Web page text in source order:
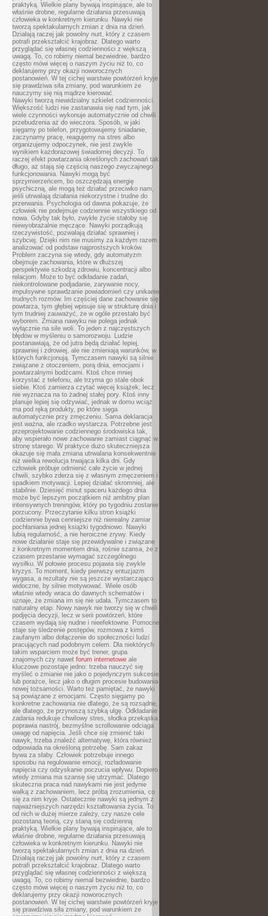
praktyką. Wielkie plany bywają inspirujące, ale to
właśnie drobne, regularne działania przesuwają
człowieka w konkretnym kierunku. Nawyki nie
tworzą spektakularnych zmian z dnia na dzień.
Działają raczej jak powolny nurt, który z czasem
potrafi przekształcić krajobraz. Dlatego warto
przyglądać się własnej codzienności z większą
uwagą. To, co robimy niemal bezwiednie, bardzo
często mówi więcej o naszym życiu niż to, co
deklarujemy przy okazji noworocznych
postanowień. W tej cichej warstwie powtórzeń kryje
się prawdziwa siła zmiany, pod warunkiem że
nauczymy się nią mądrze kierować.
Nawyki tworzą niewidzialny szkielet codzienności.
Większość ludzi nie zastanawia się nad tym, jak
wiele czynności wykonuje automatycznie od chwili
przebudzenia aż do wieczora. Sposób, w jaki
sięgamy po telefon, przygotowujemy śniadanie,
zaczynamy pracę, reagujemy na stres albo
organizujemy odpoczynek, nie jest zwykle
wynikiem każdorazowej świadomej decyzji. To
raczej efekt powtarzania określonych zachowań tak
długo, aż stają się częścią naszego zwyczajnego
funkcjonowania. Nawyki mogą być
sprzymierzeńcem, bo oszczędzają energię
psychiczną, ale mogą też działać przeciwko nam,
jeśli utrwalają działania niekorzystne i trudne do
przerwania. Psychologia od dawna pokazuje, że
człowiek nie podejmuje codziennie wszystkiego od
nowa. Gdyby tak było, zwykłe życie stałoby się
niewyobrażalnie męczące. Nawyki porządkują
rzeczywistość, pozwalają działać sprawniej i
szybciej. Dzięki nim nie musimy za każdym razem
analizować od podstaw najprostszych kroków.
Problem zaczyna się wtedy, gdy automatyzm
obejmuje zachowania, które w dłuższej
perspektywie szkodzą zdrowiu, koncentracji albo
relacjom. Może to być odkładanie zadań,
niekontrolowane podjadanie, zarywanie nocy,
impulsywne sprawdzanie powiadomień czy unikanie
trudnych rozmów. Im częściej dane zachowanie się
powtarza, tym głębiej wpisuje się w strukturę dnia i
tym trudniej zauważyć, że w ogóle przestało być
wyborem. Zmiana nawyku nie polega jednak
wyłącznie na sile woli. To jeden z najczęstszych
błędów w myśleniu o samorozwoju. Ludzie
postanawiają, że od jutra będą działać lepiej,
sprawniej i zdrowiej, ale nie zmieniają warunków, w
których funkcjonują. Tymczasem nawyki są silnie
związane z otoczeniem, porą dnia, emocjami i
powtarzalnymi bodźcami. Ktoś chce mniej
korzystać z telefonu, ale trzyma go stale obok
siebie. Ktoś zamierza czytać więcej książek, lecz
nie wyznacza na to żadnej stałej pory. Ktoś inny
planuje lepiej się odżywiać, jednak w domu wciąż
ma pod ręką produkty, po które sięga
automatycznie przy zmęczeniu. Sama deklaracja
jest ważna, ale rzadko wystarcza. Potrzebne jest
przeprojektowanie codziennego środowiska tak,
aby wspierało nowe zachowanie zamiast ciągnąć w
stronę starego. W praktyce dużo skuteczniejsza
okazuje się mała zmiana utrwalana konsekwentnie
niż wielka rewolucja trwająca kilka dni. Gdy
człowiek próbuje odmienić całe życie w jednej
chwili, szybko zderza się z własnym zmęczeniem i
spadkiem motywacji. Lepiej działać skromniej, ale
stabilnie. Dziesięć minut spaceru każdego dnia
może być lepszym początkiem niż ambitny plan
intensywnych treningów, który po tygodniu zostanie
porzucony. Przeczytanie kilku stron książki
codziennie bywa cenniejsze niż nierealny zamiar
pochłaniania jednej książki tygodniowo. Nawyki
lubią regularność, a nie heroiczne zrywy. Kiedy
nowe działanie staje się przewidywalne i związane
z konkretnym momentem dnia, rośnie szansa, że z
czasem przestanie wymagać szczególnego
wysiłku. W połowie procesu pojawia się zwykle
kryzys. To moment, kiedy pierwszy entuzjazm
wygasa, a rezultaty nie są jeszcze wystarczająco
widoczne, by silnie motywować. Wiele osób
właśnie wtedy wraca do dawnych schematów i
uznaje, że zmiana im się nie udała. Tymczasem to
naturalny etap. Nowy nawyk nie tworzy się w chwili
podjęcia decyzji, lecz w serii powtórzeń, które
czasem wydają się nudne i nieefektowne. Pomocne
staje się śledzenie postępów, rozmowa z kimś
zaufanym albo dołączenie do społeczności ludzi
pracujących nad podobnym celem. Dla niektórych
takim wsparciem może być trener, grupa
znajomych czy nawet forum internetowe ale
kluczowe pozostaje jedno: trzeba nauczyć się
myśleć o zmianie nie jako o pojedynczym sukcesie
lub porażce, lecz jako o długim procesie budowania
nowej tożsamości. Warto też pamiętać, że nawyki
są powiązane z emocjami. Często sięgamy po
konkretne zachowania nie dlatego, że są rozsądne,
ale dlatego, że przynoszą szybką ulgę. Odkładanie
zadania redukuje chwilowy stres, słodka przekąska
poprawia nastrój, bezmyślne scrollowanie odciąga
uwagę od napięcia. Jeśli chce się zmienić taki
nawyk, trzeba znaleźć alternatywę, która również
odpowiada na określoną potrzebę. Sam zakaz
bywa za słaby. Człowiek potrzebuje innego
sposobu na regulowanie emocji, rozładowanie
napięcia czy odzyskanie poczucia wpływu. Dopiero
wtedy zmiana ma szansę się utrzymać. Dlatego
skuteczna praca nad nawykami nie jest jedynie
walką z zachowaniem, lecz próbą zrozumienia, co
się za nim kryje. Ostatecznie nawyki są jednym z
najważniejszych narzędzi kształtowania życia. To
od nich w dużej mierze zależy, czy nasze cele
pozostaną teorią, czy staną się codzienną
praktyką. Wielkie plany bywają inspirujące, ale to
właśnie drobne, regularne działania przesuwają
człowieka w konkretnym kierunku. Nawyki nie
tworzą spektakularnych zmian z dnia na dzień.
Działają raczej jak powolny nurt, który z czasem
potrafi przekształcić krajobraz. Dlatego warto
przyglądać się własnej codzienności z większą
uwagą. To, co robimy niemal bezwiednie, bardzo
często mówi więcej o naszym życiu niż to, co
deklarujemy przy okazji noworocznych
postanowień. W tej cichej warstwie powtórzeń kryje
się prawdziwa siła zmiany, pod warunkiem że